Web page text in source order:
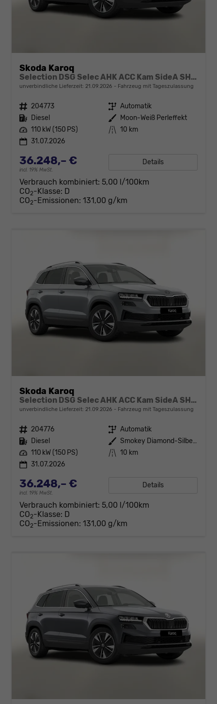
Skoda Karoq
Selection DSG Selec AHK ACC Kam SideA SHZv/h Kessy
unverbindliche Lieferzeit: 21.09.2026 Fahrzeug mit Tageszulassung
Fahrzeugnr. 204773 Getriebe Automatik
Kraftstoff Diesel Außenfarbe Moon-Weiß Perleffekt
Leistung 110 kW (150 PS) Kilometerstand 10 km
31.07.2026
36.248,– €
incl. 19% MwSt.
Details
Verbrauch kombiniert: 5,00 l/100km
CO2-Klasse: D
CO2-Emissionen: 131,00 g/km
Skoda Karoq
Selection DSG Selec AHK ACC Kam SideA SHZv/h Kessy
unverbindliche Lieferzeit: 21.09.2026 Fahrzeug mit Tageszulassung
Fahrzeugnr. 204776 Getriebe Automatik
Kraftstoff Diesel Außenfarbe
Smokey Diamond-Silber Metallic
Leistung 110 kW (150 PS) Kilometerstand 10 km
31.07.2026
36.248,– €
incl. 19% MwSt.
Details
Verbrauch kombiniert: 5,00 l/100km
CO2-Klasse: D
CO2-Emissionen: 131,00 g/km